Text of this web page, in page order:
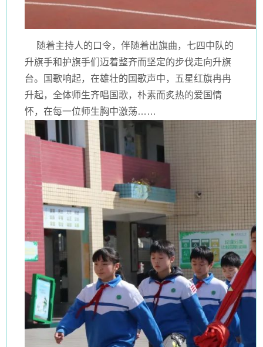
随着主持人的口令，伴随着出旗曲，七四中队的
升旗手和护旗手们迈着整齐而坚定的步伐走向升旗
台。国歌响起，在雄壮的国歌声中，五星红旗冉冉
升起，全体师生齐唱国歌，朴素而炙热的爱国情
怀，在每一位师生胸中激荡……